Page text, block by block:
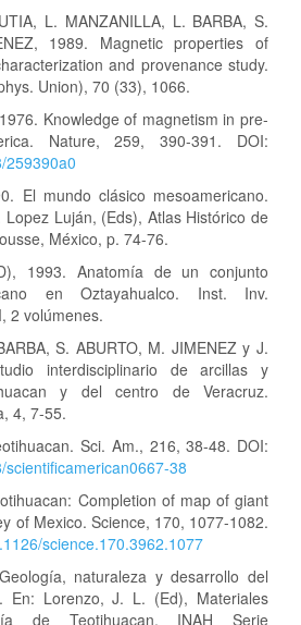
L. MANZANILLA, L. BARBA, S.
1989. Magnetic properties of
and provenance study.
Union), 70 (33), 1066.
Knowledge of magnetism in pre-
Nature, 259, 390-391. DOI:
259390a0
El mundo clásico mesoamericano.
Luján, (Eds), Atlas Histórico de
México, p. 74-76.
1993. Anatomía de un conjunto
en Oztayahualco. Inst. Inv.
2 volúmenes.
S. ABURTO, M. JIMENEZ y J.
interdisciplinario de arcillas y
y del centro de Veracruz.
4, 7-55.
Sci. Am., 216, 38-48. DOI:
38
Completion of map of giant
of Mexico. Science, 170, 1077-1082.
science.170.3962.1077
naturaleza y desarrollo del
En: Lorenzo, J. L. (Ed), Materiales
de Teotihuacan, INAH Serie